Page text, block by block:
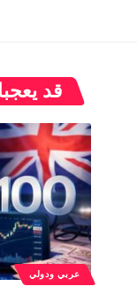
قد
عربي ودولي